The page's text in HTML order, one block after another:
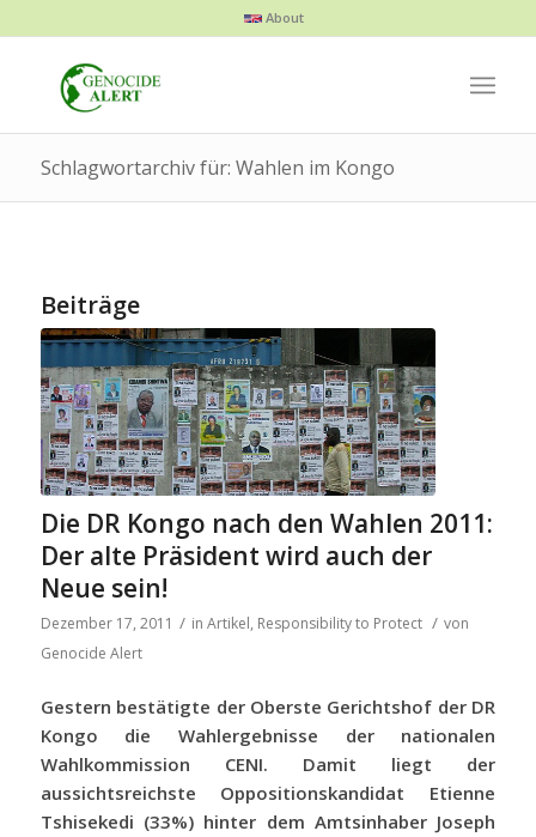
About
Schlagwortarchiv für: Wahlen im Kongo
Beiträge
Die DR Kongo nach den Wahlen 2011:
Der alte Präsident wird auch der
Neue sein!
Dezember 17, 2011 / in Artikel, Responsibility to Protect / von
Genocide Alert
Gestern bestätigte der Oberste Gerichtshof der DR
Kongo die Wahlergebnisse der nationalen
Wahlkommission CENI. Damit liegt der
aussichtsreichste Oppositionskandidat Etienne
Tshisekedi (33%) hinter dem Amtsinhaber Joseph